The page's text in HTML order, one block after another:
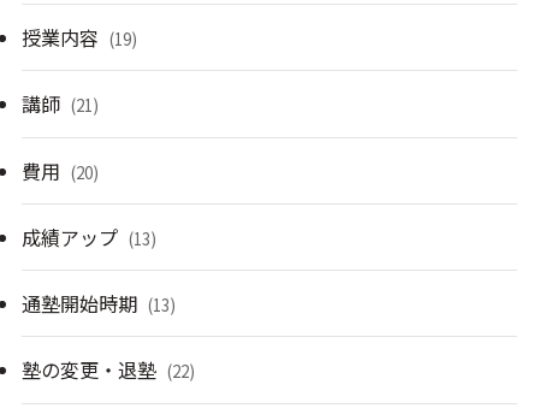
授業内容 (19)
講師 (21)
費用 (20)
成績アップ (13)
通塾開始時期 (13)
塾の変更・退塾 (22)